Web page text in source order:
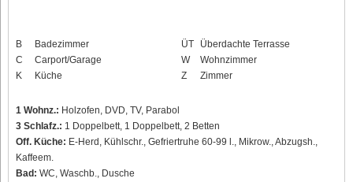
B
Badezimmer
C
Carport/Garage
K
Küche
ÜT
Überdachte Terrasse
W
Wohnzimmer
Z
Zimmer
1 Wohnz.: Holzofen, DVD, TV, Parabol
3 Schlafz.: 1 Doppelbett, 1 Doppelbett, 2 Betten
Off. Küche: E-Herd, Kühlschr., Gefriertruhe 60-99 l., Mikrow., Abzugsh.,
Kaffeem.
Bad: WC, Waschb., Dusche